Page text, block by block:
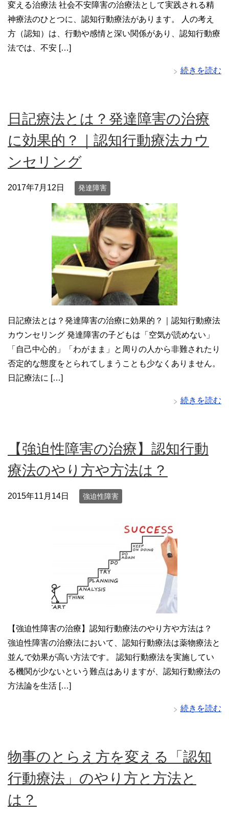
変える治療法 社会不安障害の治療法として実践される精
神療法のひとつに、認知行動療法があります。 人の考え
方（認知）は、行動や感情と深い関係があり、認知行動療
法では、不安 […]
続きを読む
日記療法とは？発達障害の治療
に効果的？｜認知行動療法カウ
ンセリング
2017年7月12日 発達障害
日記療法とは？発達障害の治療に効果的？｜認知行動療法
カウンセリング 発達障害の子どもは「空気が読めない」
「自己中心的」「わがまま」と周りの人から非難されたり
否定的な態度をとられてしまうことも少なくありません。
日記療法に […]
続きを読む
【強迫性障害の治療】認知行動
療法のやり方や方法は？
2015年11月14日 強迫性障害
【強迫性障害の治療】認知行動療法のやり方や方法は？
強迫性障害の治療法において、認知行動療法は薬物療法と
並んで効果が高い方法です。 認知行動療法を実施してい
る機関が少ないという難点はありますが、認知行動療法の
方法論を生活 […]
続きを読む
物事のとらえ方を変える「認知
行動療法」のやり方と方法と
は？